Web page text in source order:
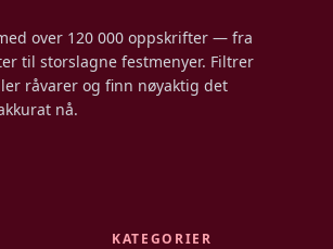
over 120 000 oppskrifter — fra
til storslagne festmenyer. Filtrer
råvarer og finn nøyaktig det
nå.
KATEGORIER